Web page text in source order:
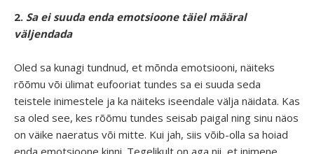
2. Sa ei suuda enda emotsioone täiel määral
väljendada
Oled sa kunagi tundnud, et mõnda emotsiooni, näiteks
rõõmu või ülimat eufooriat tundes sa ei suuda seda
teistele inimestele ja ka näiteks iseendale välja näidata. Kas
sa oled see, kes rõõmu tundes seisab paigal ning sinu näos
on väike naeratus või mitte. Kui jah, siis võib-olla sa hoiad
enda emotsioone kinni. Tegelikult on aga nii, et inimene